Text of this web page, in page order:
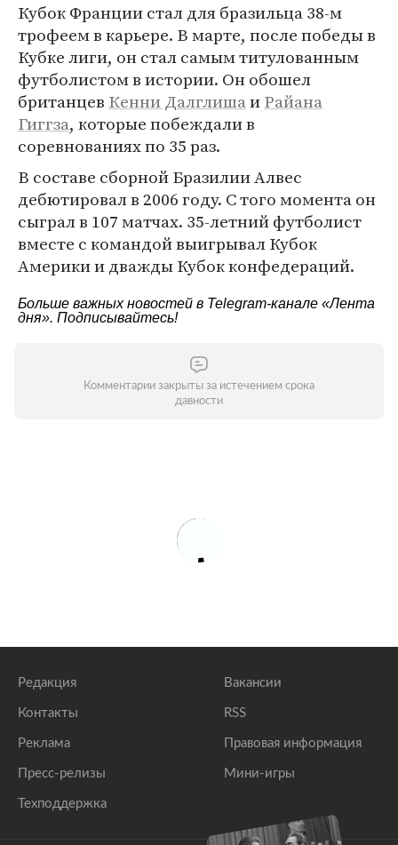
Кубок Франции стал для бразильца 38-м
трофеем в карьере. В марте, после победы в
Кубке лиги, он стал самым титулованным
футболистом в истории. Он обошел
британцев Кенни ДалглишаиРайана
Гиггза, которые побеждали в
соревнованиях по 35 раз.
В составе сборной Бразилии Алвес
дебютировал в 2006 году. С того момента он
сыграл в 107 матчах. 35-летний футболист
вместе с командой выигрывал Кубок
Америки и дважды Кубок конфедераций.
Больше важных новостей в Telegram-канале «Лента
дня». Подписывайтесь!
Комментарии закрыты за истечением срока
давности
Редакция
Контакты
Реклама
Пресс-релизы
Техподдержка
Вакансии
RSS
Правовая информация
Мини-игры